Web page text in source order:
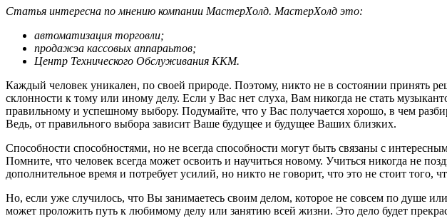
Статья интересна по мнению компании МастерХолд. МастерХолд это:
автоматизация торговли;
продажэа кассовых аппараьтов;
Центр Технического Обслуживания ККМ.
Каждый человек уникален, по своей природе. Поэтому, никто не в состоянии принять
склонности к тому или иному делу. Если у Вас нет слуха, Вам никогда не стать
правильному и успешному выбору. Подумайте, что у Вас получается хорошо, в чем
Ведь, от правильного выбора зависит Ваше будущее и будущее Ваших близких.
Способности способностями, но не всегда способности могут быть связаны с
Помните, что человек всегда может освоить и научиться новому. Учиться никогда не
дополнительное время и потребует усилий, но никто не говорит, что это не стоит
Но, если уже случилось, что Вы занимаетесь своим делом, которое не совсем по душе
может проложить путь к любимому делу или занятию всей жизни. Это дело будет